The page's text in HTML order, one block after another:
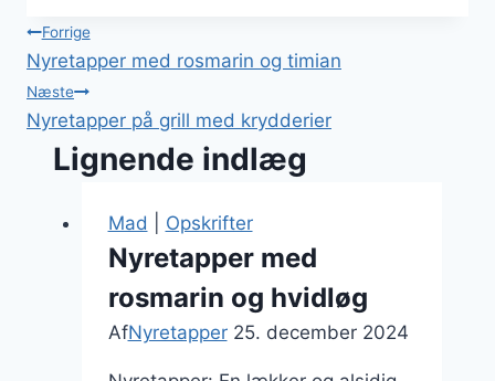
Indlægsnavigation
Forrige
Nyretapper med rosmarin og timian
Næste
Nyretapper på grill med krydderier
Lignende indlæg
Mad Opskrifter
Nyretapper med
rosmarin og hvidløg
AfNyretapper 25. december 2024